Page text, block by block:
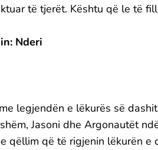
të tjerët. Kështu që le të
Nderi
legjendën e lëkurës së
Jasoni dhe Argonautët
qëllim që të rigjenin lëkurën